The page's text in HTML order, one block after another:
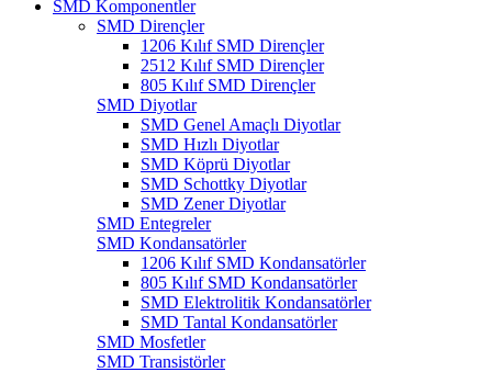
SMD Komponentler
SMD Dirençler
1206 Kılıf SMD Dirençler
2512 Kılıf SMD Dirençler
805 Kılıf SMD Dirençler
SMD Diyotlar
SMD Genel Amaçlı Diyotlar
SMD Hızlı Diyotlar
SMD Köprü Diyotlar
SMD Schottky Diyotlar
SMD Zener Diyotlar
SMD Entegreler
SMD Kondansatörler
1206 Kılıf SMD Kondansatörler
805 Kılıf SMD Kondansatörler
SMD Elektrolitik Kondansatörler
SMD Tantal Kondansatörler
SMD Mosfetler
SMD Transistörler